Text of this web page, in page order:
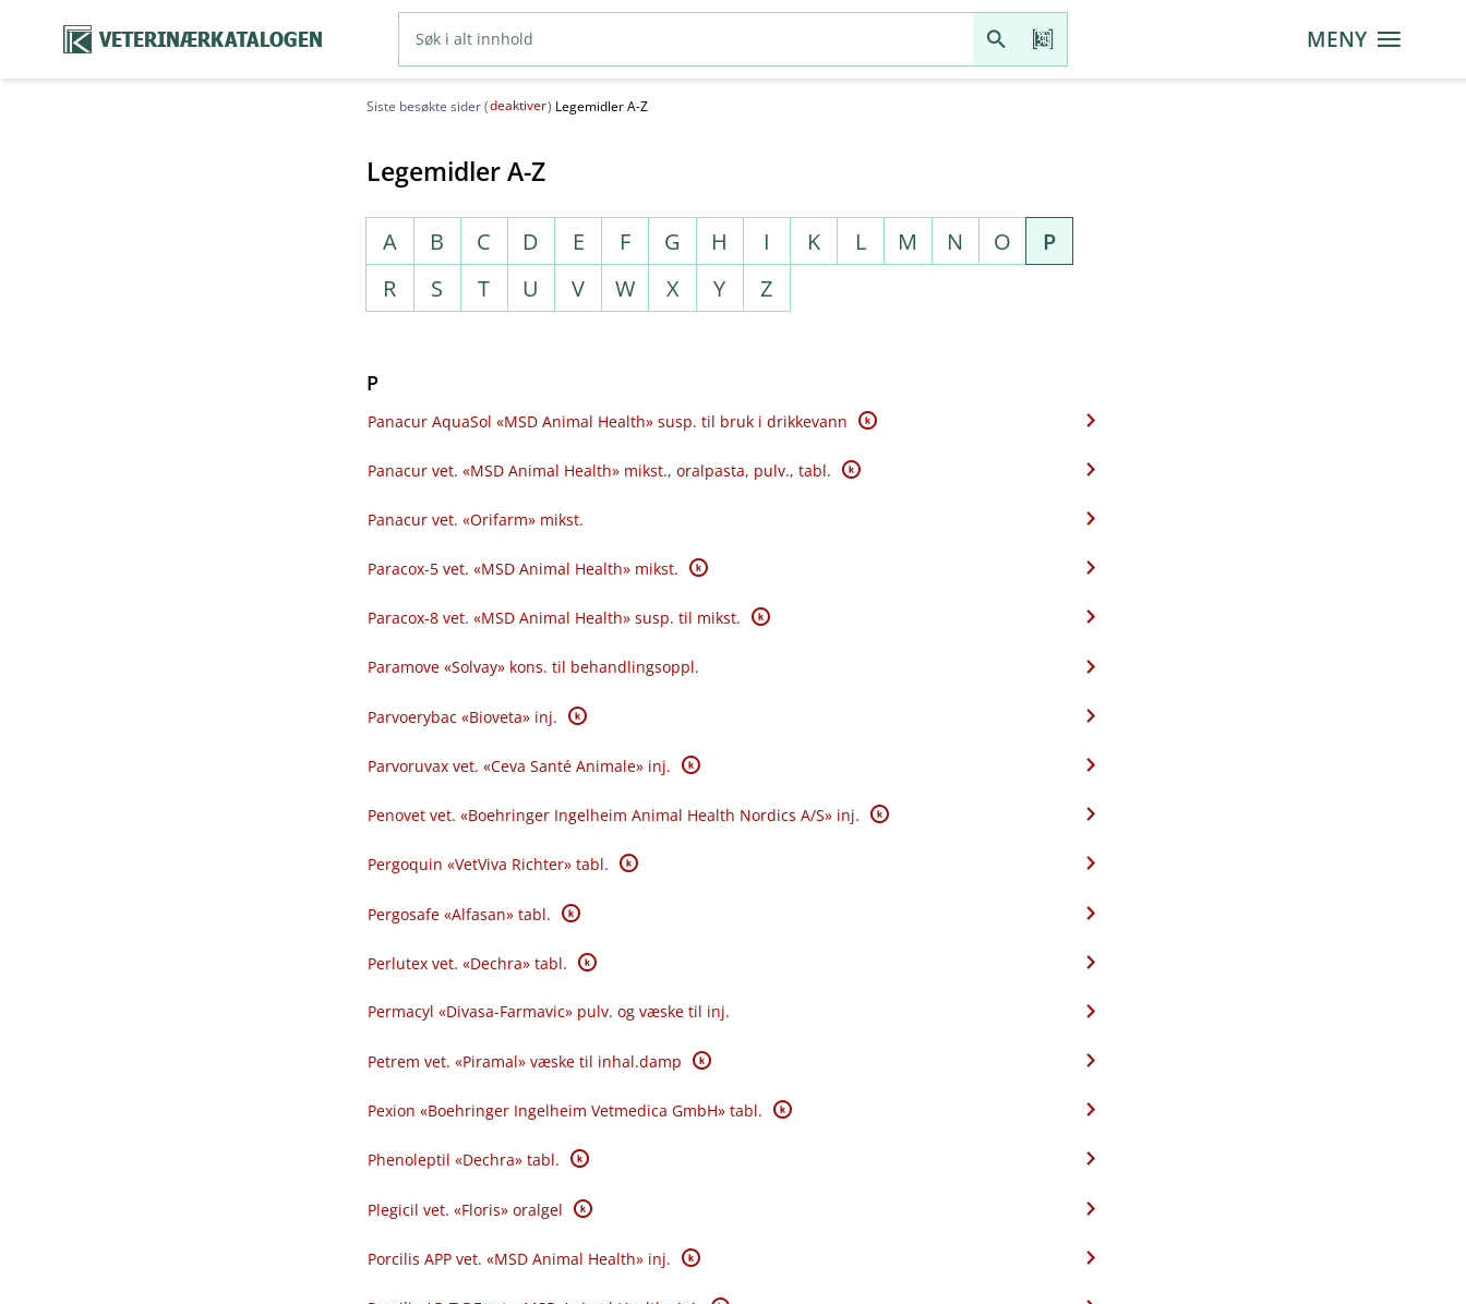
VETERINÆRKATALOGEN MENY
Siste besøkte sider (deaktiver) Legemidler A-Z
Legemidler A-Z
A B C D E F G H I K L M N O
P
R
S T U V W X Y Z
P
Panacur AquaSol «MSD Animal Health» susp. til bruk i drikkevann K
Panacur vet. «MSD Animal Health» mikst., oralpasta, pulv., tabl. K
Panacur vet. «Orifarm» mikst.
Paracox-5 vet. «MSD Animal Health» mikst. K
Paracox-8 vet. «MSD Animal Health» susp. til mikst. K
Paramove «Solvay» kons. til behandlingsoppl.
Parvoerybac «Bioveta» inj. K
Parvoruvax vet. «Ceva Santé Animale» inj. K
Penovet vet. «Boehringer Ingelheim Animal Health Nordics A​/​S» inj. K
Pergoquin «VetViva Richter» tabl. K
Pergosafe «Alfasan» tabl. K
Perlutex vet. «Dechra» tabl. K
Permacyl «Divasa-Farmavic» pulv. og væske til inj.
Petrem vet. «Piramal» væske til inhal.damp K
Pexion «Boehringer Ingelheim Vetmedica GmbH» tabl. K
Phenoleptil «Dechra» tabl. K
Plegicil vet. «Floris» oralgel K
Porcilis APP vet. «MSD Animal Health» inj. K